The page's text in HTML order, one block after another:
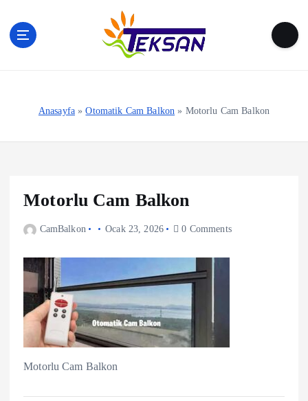
Anasayfa »Otomatik Cam Balkon » Motorlu Cam Balkon
Motorlu Cam Balkon
CamBalkon Ocak 23, 2026 0 Comments
Motorlu Cam Balkon